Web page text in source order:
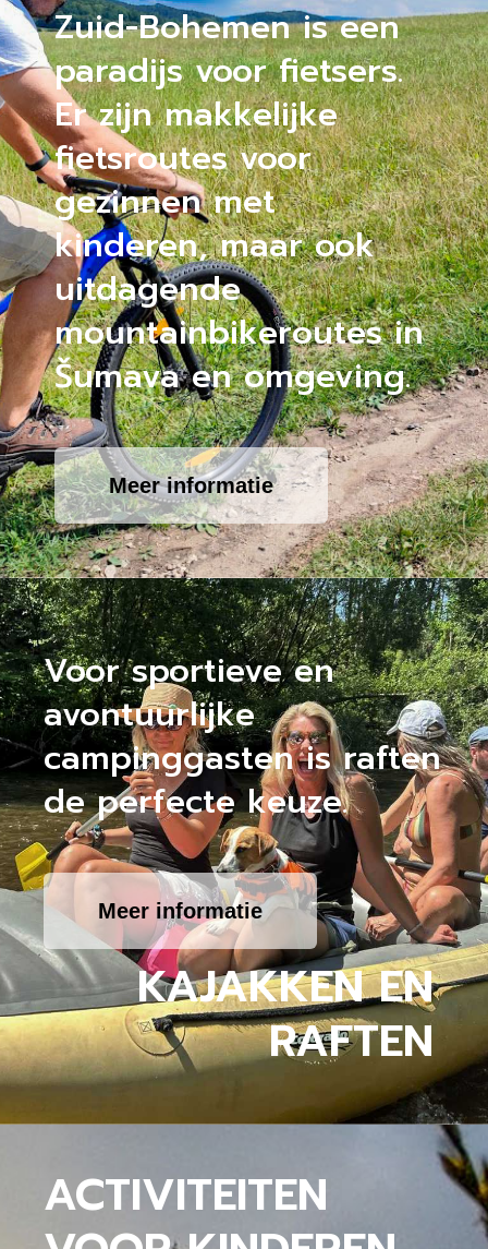
Zuid-Bohemen is een
paradijs voor fietsers.
Er zijn makkelijke
fietsroutes voor
gezinnen met
kinderen, maar ook
uitdagende
mountainbikeroutes in
Šumava en omgeving.
Meer informatie
Voor sportieve en
avontuurlijke
campinggasten is raften
de perfecte keuze.
Meer informatie
KAJAKKEN EN
RAFTEN
ACTIVITEITEN